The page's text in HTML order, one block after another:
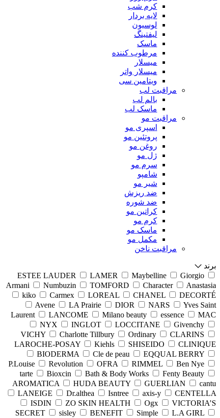
کرم شب
لایه بردار
لوسیون
لیفتینگ
ماسک
مرطوب کننده
میسلار
میسلار واتر
ویتامین سی
مراقبت لب
بالم لب
ماسک لب
مراقبت مو
اسپری مو
پروتئین مو
روغن مو
ژل مو
سرم مو
شامپو
شیر مو
ضد ریزش
ضد شوره
کراتین مو
کرم مو
ماسک مو
مکمل مو
مراقبت ناخن
برند
ESTEE LAUDER
LAMER Maybelline
Giorgio
Armani
Numbuzin TOMFORD Character
Anastasia
kiko
Carmex LOREAL CHANEL
DECORTÉ
Avene
LA Prairie DIOR NARS
Yves Saint
Laurent
LANCOME Milano beauty essence
MAC
NYX
INGLOT LOCCITANE
Givenchy
VICHY
Charlotte Tillbury Ordinary
CLARINS
LAROCHE-POSAY
Kiehls SHISEIDO
CLINIQUE
BIODERMA
Cle de peau
EQQUAL BERRY
P.Louise
Revolution OFRA RIMMEL
Ben Nye
tarte
Bioxcin Bath & Body Works
Fenty Beauty
AROMATICA
HUDA BEAUTY GUERLIAN
cantu
LANEIGE
Dr.althea Isntree axis-y
CENTELLA
ISDIN
ZO SKIN HEALTH Ogx
VICTORIA’S
SECRET
sisley BENEFIT Simple
L.A GIRL